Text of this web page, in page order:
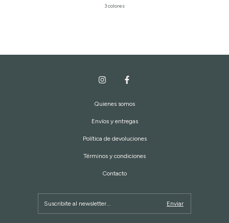
3 colores
Quienes somos
Envíos y entregas
Política de devoluciones
Términos y condiciones
Contacto